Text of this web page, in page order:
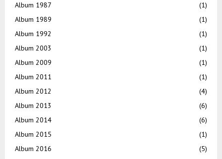
Album 1987
(1)
Album 1989
(1)
Album 1992
(1)
Album 2003
(1)
Album 2009
(1)
Album 2011
(1)
Album 2012
(4)
Album 2013
(6)
Album 2014
(6)
Album 2015
(1)
Album 2016
(5)